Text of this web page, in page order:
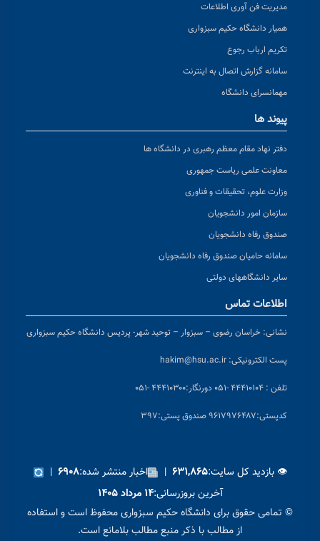
مدیریت فن آوری اطلاعات
همیار دانشگاه حکیم سبزواری
تکریم ارباب رجوع
سامانه گزارش اتصال به اینترنت
مهمانسرای دانشگاه
پیوند ها
دفتر نهاد مقام معظم رهبری در دانشگاه ها
معاونت علمی ریاست جمهوری
وزارت علوم، تحقیقات و فناوری
سازمان امور دانشجویان
صندوق رفاه دانشجویان
سامانه حامیان صندوق رفاه دانشجویان
سایر دانشگاههای دولتی
اطلاعات تماس
نشانی: خراسان رضوی – سبزوار – توحید شهر- پردیس دانشگاه حکیم سبزواری
پست الکترونیکی: hakim@hsu.ac.ir
تلفن : ۴۴۴۱۰۱۰۴ -۰۵۱ دورنگار:۴۴۴۱۰۳۰۰ -۰۵۱
کدپستی:۹۶۱۷۹۷۶۴۸۷ صندوق پستی:۳۹۷
👁 بازدید کل سایت:۶۳۱,۸۶۵ | اخبار منتشر شده:۶۹۰۸ |
آخرین بروزرسانی:۱۴ مرداد ۱۴۰۵
© تمامی حقوق برای دانشگاه حکیم سبزواری محفوظ است و استفاده
از مطالب با ذکر منبع مطالب بلامانع است.